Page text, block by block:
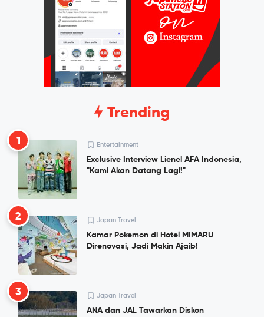
Trending
1 Entertainment
Exclusive Interview Lienel AFA Indonesia,
"Kami Akan Datang Lagi!"
2 Japan Travel
Kamar Pokemon di Hotel MIMARU
Direnovasi, Jadi Makin Ajaib!
3 Japan Travel
ANA dan JAL Tawarkan Diskon